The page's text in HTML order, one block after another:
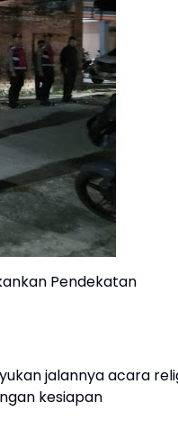
Pendekatan
jalannya acara
kesiapan